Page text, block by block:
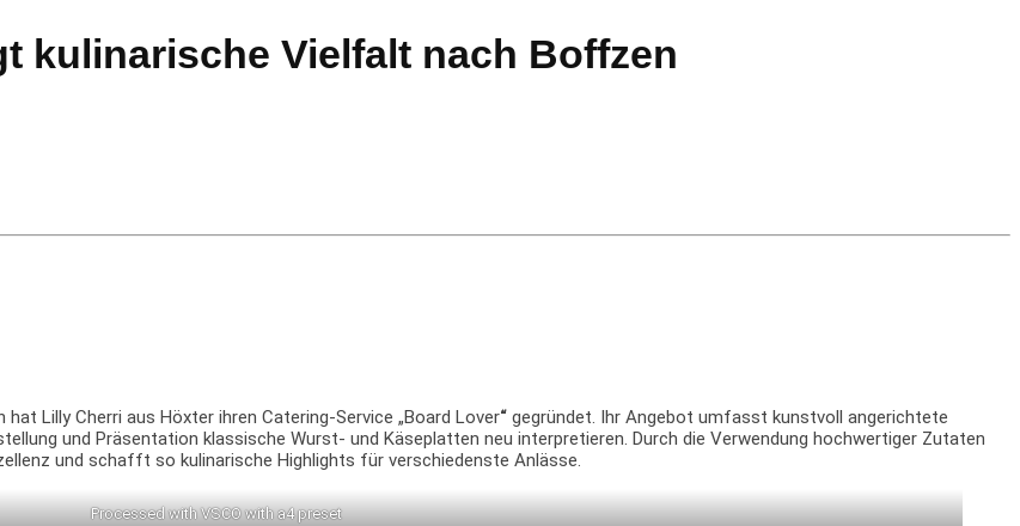
kulinarische Vielfalt nach Boffzen
Lilly Cherri aus Höxter ihren Catering-Service „Board Lover“ gegründet. Ihr Angebot umfasst kunstvoll angerichtete
und Präsentation klassische Wurst- und Käseplatten neu interpretieren. Durch die Verwendung hochwertiger Zutaten
und schafft so kulinarische Highlights für verschiedenste Anlässe.
Processed with VSCO with a4 preset